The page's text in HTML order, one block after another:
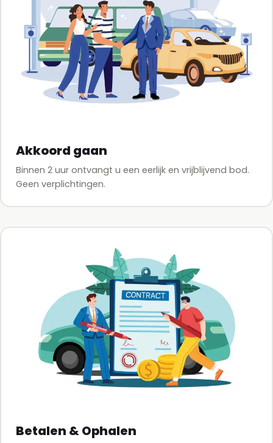
Akkoord gaan
Binnen 2 uur ontvangt u een eerlijk en vrijblijvend bod.
Geen verplichtingen.
Betalen & Ophalen